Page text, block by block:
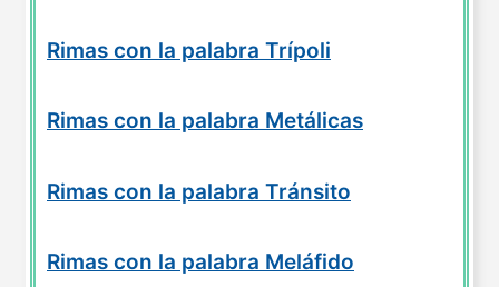
Rimas con la palabra Trípoli
Rimas con la palabra Metálicas
Rimas con la palabra Tránsito
Rimas con la palabra Meláfido